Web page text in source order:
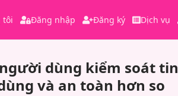
tôi Đăng nhập Đăng ký Dịch vụ
dùng kiểm soát tin
và an toàn hơn so